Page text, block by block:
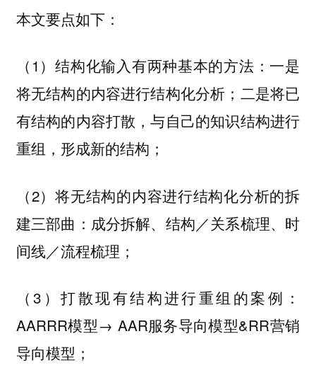
本文要点如下：
（1）结构化输入有两种基本的方法：一是
将无结构的内容进行结构化分析；二是将已
有结构的内容打散，与自己的知识结构进行
重组，形成新的结构；
（2）将无结构的内容进行结构化分析的拆
建三部曲：成分拆解、结构／关系梳理、时
间线／流程梳理；
（3）打散现有结构进行重组的案例：
AARRR模型→ AAR服务导向模型&RR营销
导向模型；